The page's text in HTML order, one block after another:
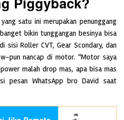
satu ini merupakan penunggang
bikin tunggangan besinya bisa
sisi Roller CVT, Gear Scondary, dan
pun nancap di motor. “Motor saya
malah drop mas, apa bisa mas
pesan WhatsApp bro David saat